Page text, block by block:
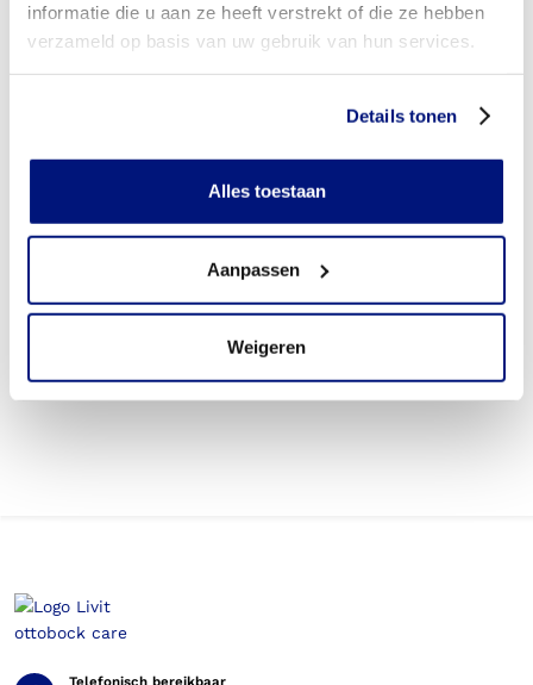
informatie die u aan ze heeft verstrekt of die ze hebben
verzameld op basis van uw gebruik van hun services.
Details tonen
Alles toestaan
Aanpassen
Weigeren
Is de hoofdorthese mijn eigendom?
Heb ik voor het laten aanmeten van een hoofdorthese
Kan ik een reserve hoofdorthese vergoed krijgen?
Wat valt er binnen de vergoeding van een hoofdorthese?
Wordt een hoofdorthese die ik gebruik voor sporten
betaald door mijn zorgverzekering?
Betaal ik een eigen bijdrage voor de hoofdorthese?